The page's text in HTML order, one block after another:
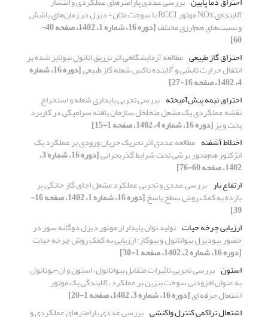
آلاینده‌ی NOx موتور RCCI با سوخت متان- دیزل در زمان‌های پاشش
و نسبت‌های هم‌ارزی مختلف [دوره 16، شماره 1، 1402، صفحه 40-
60]
احتراق گاز طبیعی مطالعه آزمایشگاهی اثر تزریق اتانول نبولایز شده بر
انتقال حرارت تابشی و آلاینده ناکس شعله گاز طبیعی [دوره 16، شماره
4، 1402، صفحه 16-27]
احتراق نیمه پیش‌آمیخته بررسی تجربی پایداری شعله و استخراج
نقشه عملکردی یک مشعل متخلخل سازمان یافته سرامیکی در کاربرد
پخت و پز[دوره 16، شماره 4، 1402، صفحه 1-15]
اختلاط آشفته مطالعه عددی اثر تحریک جریان ورودی بر عملکرد یک
انژکتور هم‌محور برشی تحت شرایط گذربحرانی [دوره 16، شماره 3،
1402، صفحه 60-76]
ارتفاع بار بررسی عددی و تجربی عملکرد مشعل اجاق گاز خانگی پر
بازده به کمک روش سطح پاسخ [دوره 16، شماره 1، 1402، صفحه 16-
39]
ارزیابی چرخه حیات تولید توان پایدار از موتور دیزل دوگانه سوز در
حضور بیودیزل بیواتانول و بیوگاز: ارزیابی به کمک روش چرخه حیات
[دوره 16، شماره 2، 1402، صفحه 1-30]
استون بررسی تجربی تاثیرات متقابل بیواتانول، استون و ان-بوتانول
به عنوان افزودنی سوخت بنزین بر عملکرد، آلایندگی یک موتور
اشتعال جرقه ای[دوره 16، شماره 3، 1402، صفحه 1-20]
اشتعال تراکمی کنترل واکنشی بررسی عددی پارامترهای عملکردی و